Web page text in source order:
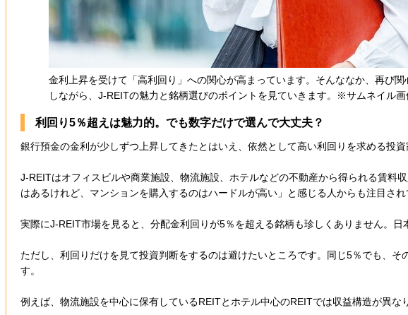
金利上昇を受けて「高利回り」への関心が高まっています。そんななか、再び
しながら、J-REITの魅力と銘柄選びのポイントを見ていきます。※サムネイル画
利回り5％超えは魅力的。でも数字だけで選んで大丈夫？
銀行預金の金利が少しずつ上昇してきたとはいえ、依然として高い利回りを求める投
J-REITはオフィスビルや商業施設、物流施設、ホテルなどの不動産から得られる賃
はあるけれど、マンションを購入するのはハードルが高い」と感じる人からも注目され
実際にJ-REIT市場を見ると、分配金利回りが5％を超える銘柄も珍しくありません。
ただし、利回りだけを見て投資判断をするのは避けたいところです。同じ5％でも、
す。
例えば、物流施設を中心に保有しているREITとホテル中心のREITでは収益構造が異